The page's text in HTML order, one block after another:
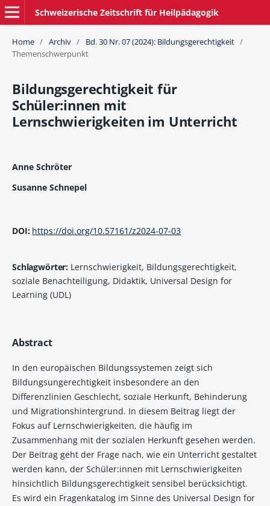
Schweizerische Zeitschrift für Heilpädagogik
Home / Archiv / Bd. 30 Nr. 07 (2024): Bildungsgerechtigkeit /
Themenschwerpunkt
Bildungsgerechtigkeit für
Schüler:innen mit
Lernschwierigkeiten im Unterricht
Anne Schröter
Susanne Schnepel
DOI: https://doi.org/10.57161/z2024-07-03
Schlagwörter: Lernschwierigkeit, Bildungsgerechtigkeit,
soziale Benachteiligung, Didaktik, Universal Design for
Learning (UDL)
Abstract
In den europäischen Bildungssystemen zeigt sich
Bildungsungerechtigkeit insbesondere an den
Differenzlinien Geschlecht, soziale Herkunft, Behinderung
und Migrationshintergrund. In diesem Beitrag liegt der
Fokus auf Lernschwierigkeiten, die häufig im
Zusammenhang mit der sozialen Herkunft gesehen werden.
Der Beitrag geht der Frage nach, wie ein Unterricht gestaltet
werden kann, der Schüler:innen mit Lernschwierigkeiten
hinsichtlich Bildungsgerechtigkeit sensibel berücksichtigt.
Es wird ein Fragenkatalog im Sinne des Universal Design for